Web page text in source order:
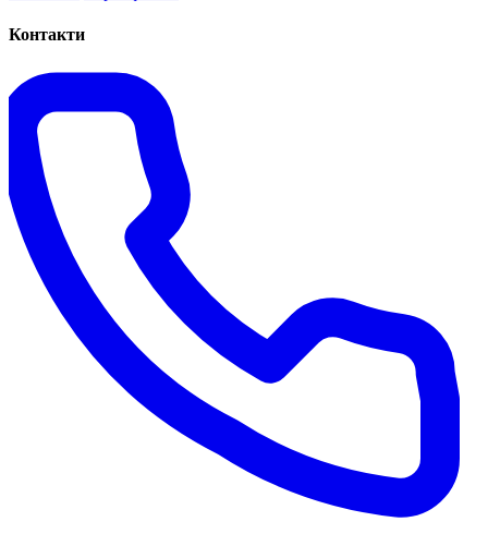
Контакти